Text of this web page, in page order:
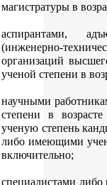
магистратуры в
аспирантами,
(инженерно-
организаций
ученой степени в
научными
степени в
ученую степень
либо имеющими
включительно;
специалистами